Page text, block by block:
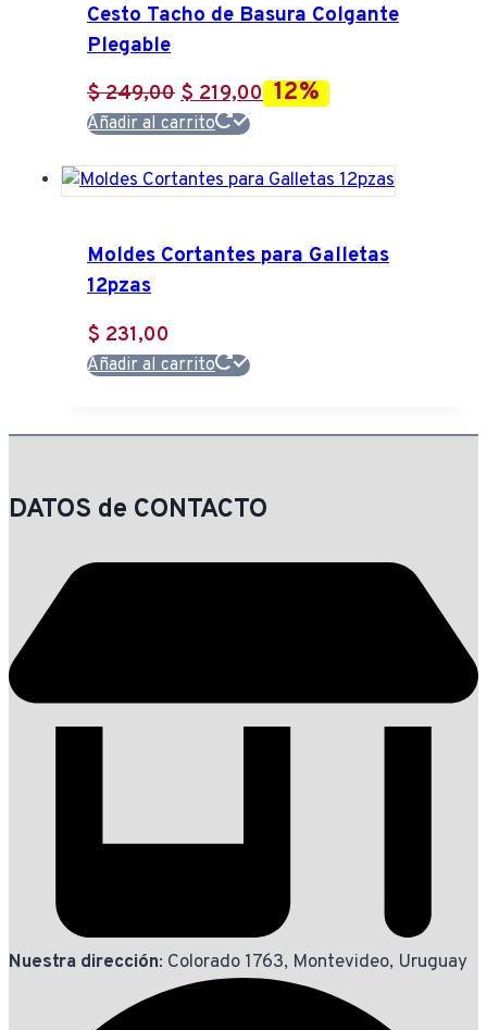
$ 243,00
opciones
pueden
la
producto
Cesto Tacho de Basura Colgante
Plegable
$249,00 El
precio
era:
$219,00El
es:
12%
Añadir al carrito
Moldes Cortantes para Galletas
12pzas
$ 231,00
Añadir al carrito
DATOS de CONTACTO
Nuestra dirección: Colorado 1763, Montevideo, Uruguay